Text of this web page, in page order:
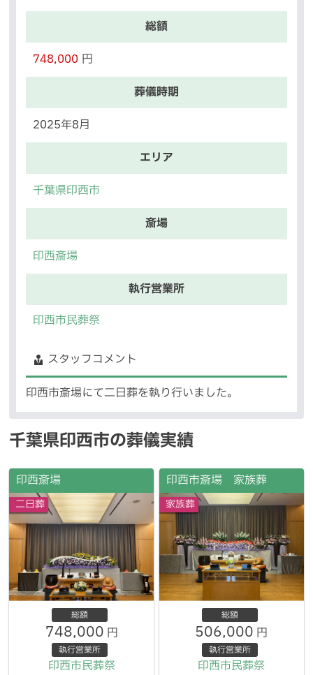
総額
748,000 円
葬儀時期
2025年8月
エリア
千葉県印西市
斎場
印西斎場
執行営業所
印西市民葬祭
スタッフコメント
印西市斎場にて二日葬を執り行いました。
千葉県印西市の葬儀実績
印西斎場
二日葬
総額
748,000 円
執行営業所
印西市民葬祭
印西市斎場 家族葬
家族葬
総額
506,000 円
執行営業所
印西市民葬祭